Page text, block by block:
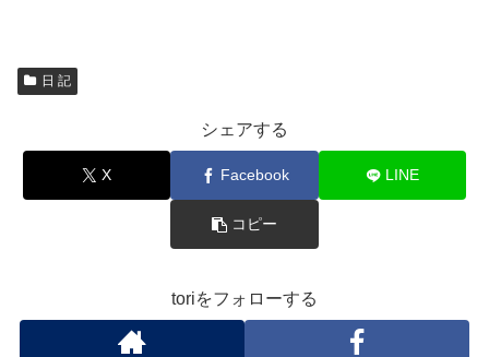
日 記
シェアする
X Facebook LINE
コピー
toriをフォローする